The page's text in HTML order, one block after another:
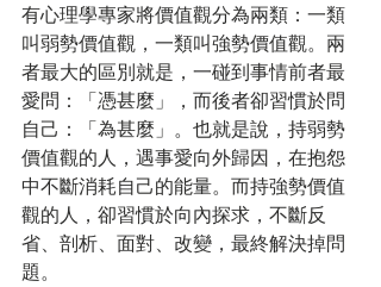
有心理學專家將價值觀分為兩類：一類
叫弱勢價值觀，一類叫強勢價值觀。兩
者最大的區別就是，一碰到事情前者最
愛問：「憑甚麼」，而後者卻習慣於問
自己：「為甚麼」。也就是說，持弱勢
價值觀的人，遇事愛向外歸因，在抱怨
中不斷消耗自己的能量。而持強勢價值
觀的人，卻習慣於向內探求，不斷反
省、剖析、面對、改變，最終解決掉問
題。